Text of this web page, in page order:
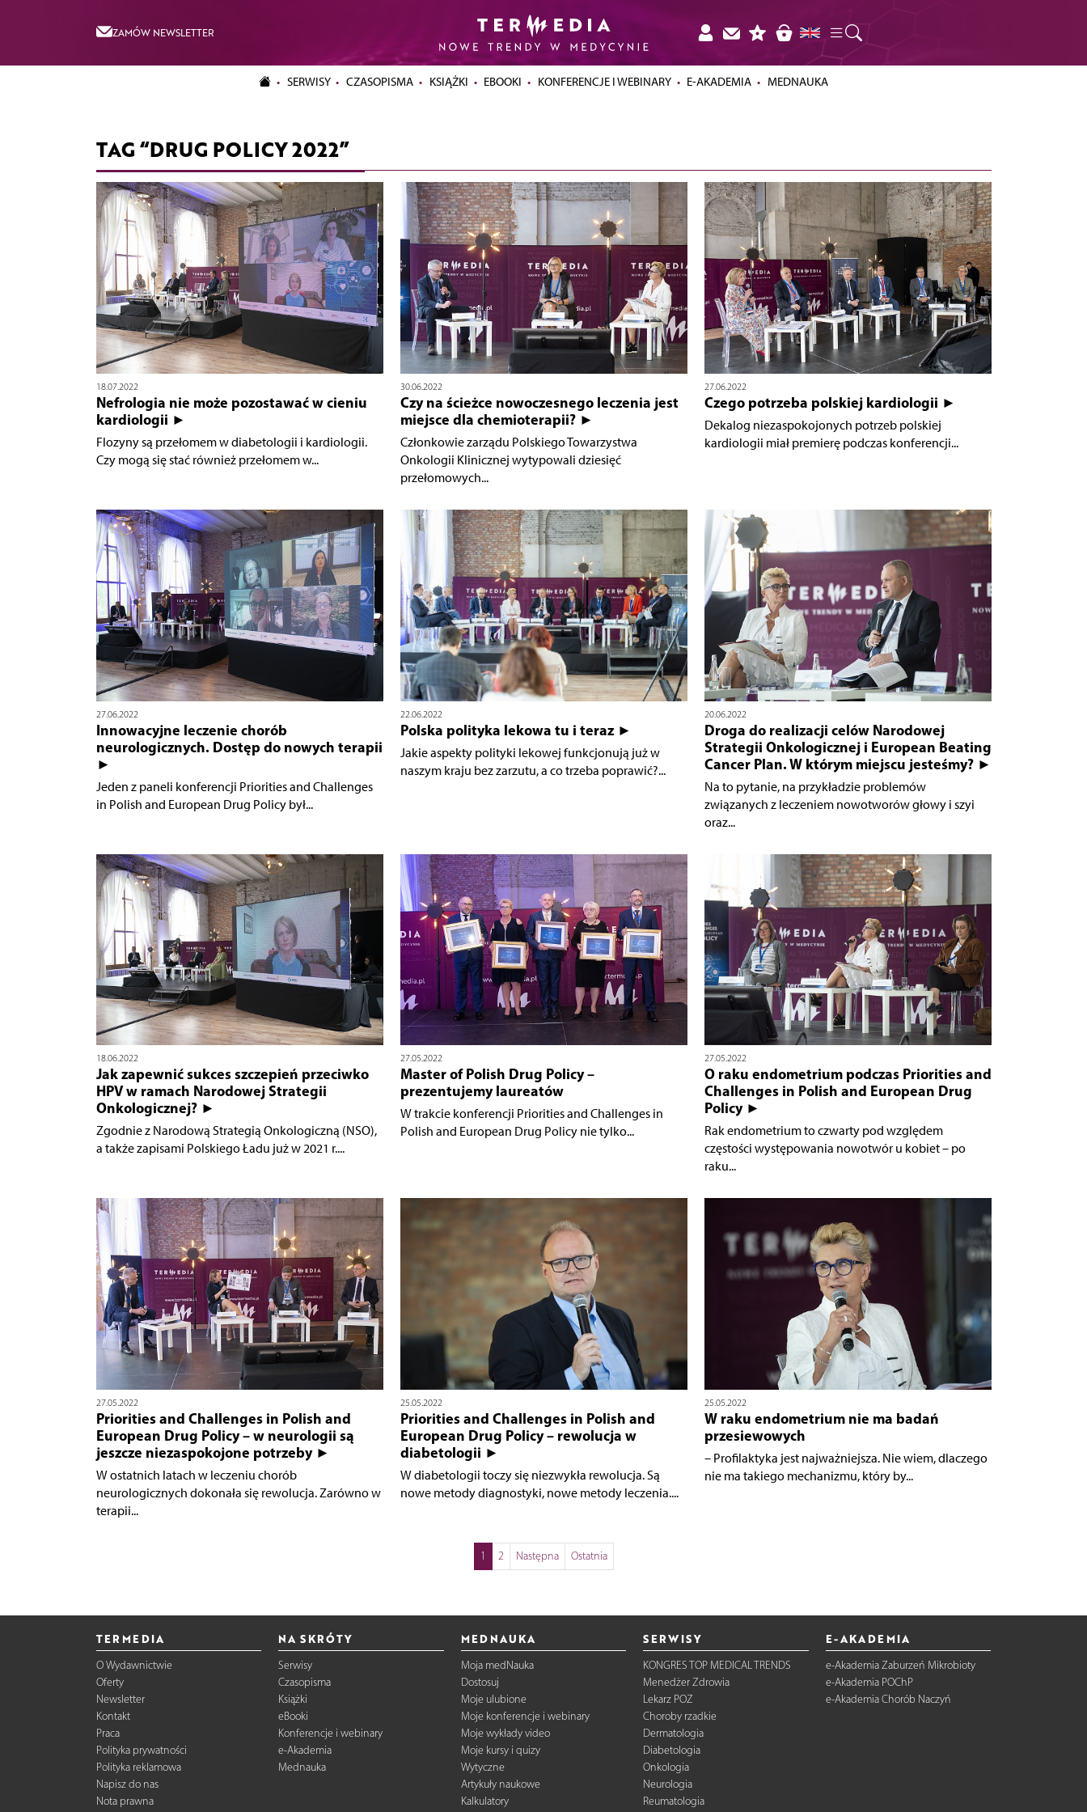
ZAMÓW NEWSLETTER
SERWISY CZASOPISMA KSIĄŻKI EBOOKI KONFERENCJE I WEBINARY E-AKADEMIA MEDNAUKA
TAG “DRUG POLICY 2022”
18.07.2022
Nefrologia nie może pozostawać w cieniu
kardiologii ►
Flozyny są przełomem w diabetologii i kardiologii.
Czy mogą się stać również przełomem w...
30.06.2022
Czy na ścieżce nowoczesnego leczenia jest
miejsce dla chemioterapii? ►
Członkowie zarządu Polskiego Towarzystwa
Onkologii Klinicznej wytypowali dziesięć
przełomowych...
27.06.2022
Czego potrzeba polskiej kardiologii ►
Dekalog niezaspokojonych potrzeb polskiej
kardiologii miał premierę podczas konferencji...
27.06.2022
Innowacyjne leczenie chorób
neurologicznych. Dostęp do nowych terapii
►
Jeden z paneli konferencji Priorities and Challenges
in Polish and European Drug Policy był...
22.06.2022
Polska polityka lekowa tu i teraz ►
Jakie aspekty polityki lekowej funkcjonują już w
naszym kraju bez zarzutu, a co trzeba poprawić?...
20.06.2022
Droga do realizacji celów Narodowej
Strategii Onkologicznej i European Beating
Cancer Plan. W którym miejscu jesteśmy? ►
Na to pytanie, na przykładzie problemów
związanych z leczeniem nowotworów głowy i szyi
oraz...
18.06.2022
Jak zapewnić sukces szczepień przeciwko
HPV w ramach Narodowej Strategii
Onkologicznej? ►
Zgodnie z Narodową Strategią Onkologiczną (NSO),
a także zapisami Polskiego Ładu już w 2021 r....
27.05.2022
Master of Polish Drug Policy –
prezentujemy laureatów
W trakcie konferencji Priorities and Challenges in
Polish and European Drug Policy nie tylko...
27.05.2022
O raku endometrium podczas Priorities and
Challenges in Polish and European Drug
Policy ►
Rak endometrium to czwarty pod względem
częstości występowania nowotwór u kobiet – po
raku...
27.05.2022
Priorities and Challenges in Polish and
European Drug Policy – w neurologii są
jeszcze niezaspokojone potrzeby ►
W ostatnich latach w leczeniu chorób
neurologicznych dokonała się rewolucja. Zarówno w
terapii...
25.05.2022
Priorities and Challenges in Polish and
European Drug Policy – rewolucja w
diabetologii ►
W diabetologii toczy się niezwykła rewolucja. Są
nowe metody diagnostyki, nowe metody leczenia....
25.05.2022
W raku endometrium nie ma badań
przesiewowych
– Profilaktyka jest najważniejsza. Nie wiem, dlaczego
nie ma takiego mechanizmu, który by...
1 2 Następna Ostatnia
TERMEDIA
O Wydawnictwie
Oferty
Newsletter
Kontakt
Praca
Polityka prywatności
Polityka reklamowa
Napisz do nas
Nota prawna
NA SKRÓTY
Serwisy
Czasopisma
Książki
eBooki
Konferencje i webinary
e-Akademia
Mednauka
MEDNAUKA
Moja medNauka
Dostosuj
Moje ulubione
Moje konferencje i webinary
Moje wykłady video
Moje kursy i quizy
Wytyczne
Artykuły naukowe
Kalkulatory
SERWISY
KONGRES TOP MEDICAL TRENDS
Menedżer Zdrowia
Lekarz POZ
Choroby rzadkie
Dermatologia
Diabetologia
Onkologia
Neurologia
Reumatologia
E-AKADEMIA
e-Akademia Zaburzeń Mikrobioty
e-Akademia POChP
e-Akademia Chorób Naczyń